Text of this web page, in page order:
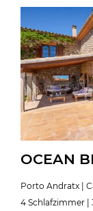
OCEAN
Porto Andratx |
4 Schlafzimmer |